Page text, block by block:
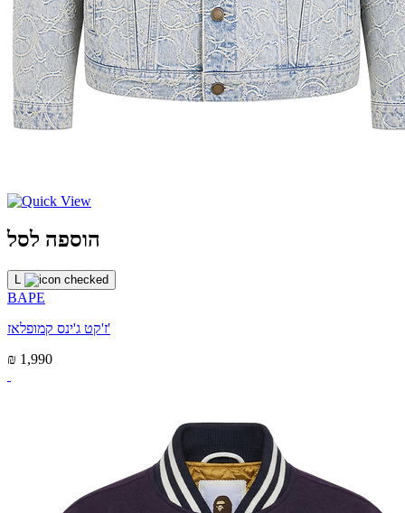
הוספה לסל
L
BAPE
ז'קט ג'ינס קמופלאז'
₪ 1,990